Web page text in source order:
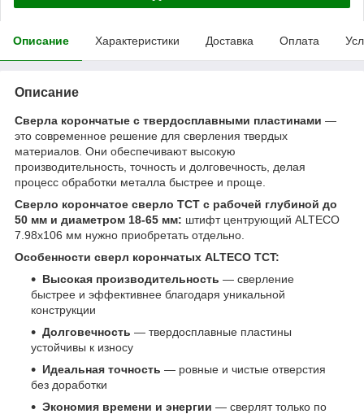
Описание Характеристики Доставка Оплата
Описание
Сверла корончатые с твердосплавными пластинами —
это современное решение для сверления твердых
материалов. Они обеспечивают высокую
производительность, точность и долговечность, делая
процесс обработки металла быстрее и проще.
Сверло корончатое сверло TCT с рабочей глубиной до
50 мм и диаметром 18-65 мм: штифт центрующий ALTECO
7.98х106 мм нужно приобретать отдельно.
Особенности сверл корончатых ALTECO TCT:
Высокая производительность — сверление
быстрее и эффективнее благодаря уникальной
конструкции
Долговечность — твердосплавные пластины
устойчивы к износу
Идеальная точность — ровные и чистые отверстия
без доработки
Экономия времени и энергии — сверлят только по